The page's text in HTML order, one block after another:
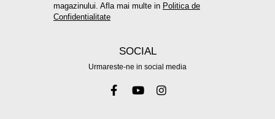
magazinului. Afla mai multe in Politica de
Confidentialitate
SOCIAL
Urmareste-ne in social media